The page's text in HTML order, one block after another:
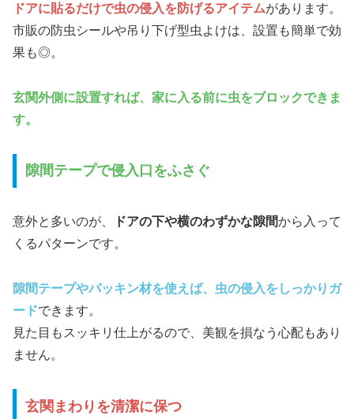
ドアに貼るだけで虫の侵入を防げるアイテムがあります。
市販の防虫シールや吊り下げ型虫よけは、設置も簡単で効
果も◎。
玄関外側に設置すれば、家に入る前に虫をブロックできま
す。
隙間テープで侵入口をふさぐ
意外と多いのが、 ドアの下や横のわずかな隙間から入って
くるパターンです。
隙間テープやパッキン材を使えば、虫の侵入をしっかりガ
ードできます。
見た目もスッキリ仕上がるので、美観を損なう心配もあり
ません。
玄関まわりを清潔に保つ